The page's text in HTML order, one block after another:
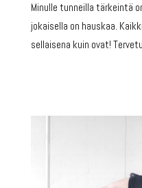
Minulle tunneilla tärkeintä
jokaisella on hauskaa.
sellaisena kuin ovat!